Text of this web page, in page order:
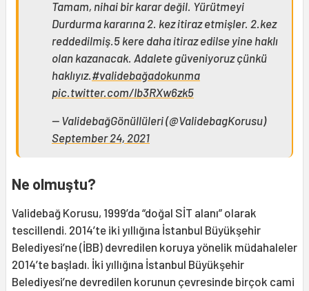
Tamam, nihai bir karar değil. Yürütmeyi
Durdurma kararına 2. kez itiraz etmişler. 2.kez
reddedilmiş.5 kere daha itiraz edilse yine haklı
olan kazanacak. Adalete güveniyoruz çünkü
haklıyız.#validebağadokunma
pic.twitter.com/Ib3RXw6zk5
— ValidebağGönüllüleri (@ValidebagKorusu)
September 24, 2021
Ne olmuştu?
Validebağ Korusu, 1999’da “doğal SİT alanı” olarak
tescillendi. 2014’te iki yıllığına İstanbul Büyükşehir
Belediyesi’ne (İBB) devredilen koruya yönelik müdahaleler
2014’te başladı. İki yıllığına İstanbul Büyükşehir
Belediyesi’ne devredilen korunun çevresinde birçok cami